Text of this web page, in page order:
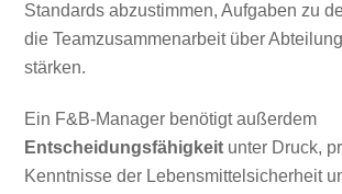
Standards abzustimmen, Aufgaben zu
die Teamzusammenarbeit über
stärken.
Ein F&B-Manager benötigt außerdem
Entscheidungsfähigkeit unter Druck,
Kenntnisse der Lebensmittelsicherheit